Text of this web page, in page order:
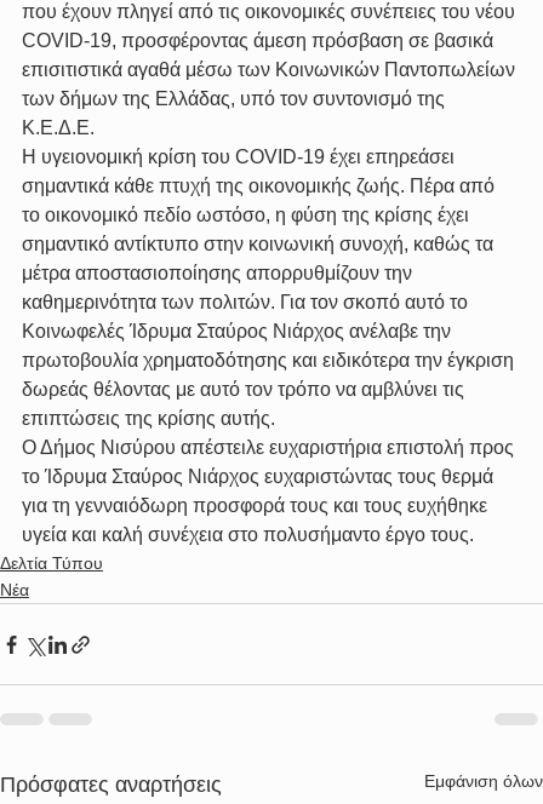
που έχουν πληγεί από τις οικονομικές συνέπειες του νέου
COVID-19, προσφέροντας άμεση πρόσβαση σε βασικά
επισιτιστικά αγαθά μέσω των Κοινωνικών Παντοπωλείων
των δήμων της Ελλάδας, υπό τον συντονισμό της
Κ.Ε.Δ.Ε.
Η υγειονομική κρίση του COVID-19 έχει επηρεάσει
σημαντικά κάθε πτυχή της οικονομικής ζωής. Πέρα από
το οικονομικό πεδίο ωστόσο, η φύση της κρίσης έχει
σημαντικό αντίκτυπο στην κοινωνική συνοχή, καθώς τα
μέτρα αποστασιοποίησης απορρυθμίζουν την
καθημερινότητα των πολιτών. Για τον σκοπό αυτό το
Κοινωφελές Ίδρυμα Σταύρος Νιάρχος ανέλαβε την
πρωτοβουλία χρηματοδότησης και ειδικότερα την έγκριση
δωρεάς θέλοντας με αυτό τον τρόπο να αμβλύνει τις
επιπτώσεις της κρίσης αυτής.
Ο Δήμος Νισύρου απέστειλε ευχαριστήρια επιστολή προς
το Ίδρυμα Σταύρος Νιάρχος ευχαριστώντας τους θερμά
για τη γενναιόδωρη προσφορά τους και τους ευχήθηκε
υγεία και καλή συνέχεια στο πολυσήμαντο έργο τους.
Δελτία Τύπου
Νέα
Πρόσφατες αναρτήσεις Εμφάνιση όλων